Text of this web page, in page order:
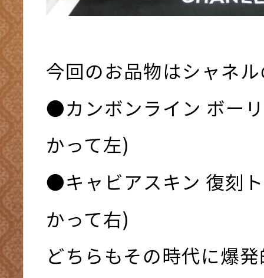
今回のお品物はシャネ
●カンボンライン ボー
かって左)
●キャビアスキン 復刻
かって右)
どちらもその時代に爆